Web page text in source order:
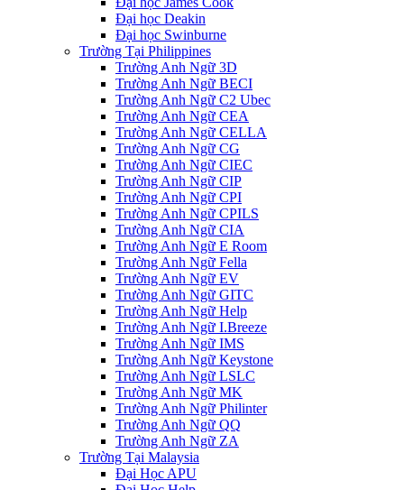
Đại học Deakin
Đại học Swinburne
Trường Tại Philippines
Trường Anh Ngữ 3D
Trường Anh Ngữ BECI
Trường Anh Ngữ C2 Ubec
Trường Anh Ngữ CEA
Trường Anh Ngữ CELLA
Trường Anh Ngữ CG
Trường Anh Ngữ CIEC
Trường Anh Ngữ CIP
Trường Anh Ngữ CPI
Trường Anh Ngữ CPILS
Trường Anh Ngữ CIA
Trường Anh Ngữ E Room
Trường Anh Ngữ Fella
Trường Anh Ngữ EV
Trường Anh Ngữ GITC
Trường Anh Ngữ Help
Trường Anh Ngữ I.Breeze
Trường Anh Ngữ IMS
Trường Anh Ngữ Keystone
Trường Anh Ngữ LSLC
Trường Anh Ngữ MK
Trường Anh Ngữ Philinter
Trường Anh Ngữ QQ
Trường Anh Ngữ ZA
Trường Tại Malaysia
Đại Học APU